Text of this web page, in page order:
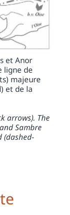
et Anor
ligne de
majeure
et de la
arrows). The
Sambre
(dashed-